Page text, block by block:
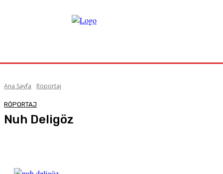
Ana Sayfa Röportaj
RÖPORTAJ
Nuh Deligöz